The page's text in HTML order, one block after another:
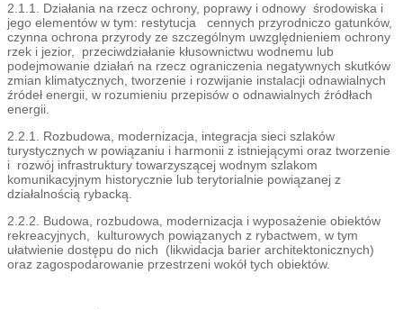
2.1.1. Działania na rzecz ochrony, poprawy i odnowy środowiska i
jego elementów w tym: restytucja cennych przyrodniczo gatunków,
czynna ochrona przyrody ze szczególnym uwzględnieniem ochrony
rzek i jezior, przeciwdziałanie kłusownictwu wodnemu lub
podejmowanie działań na rzecz ograniczenia negatywnych skutków
zmian klimatycznych, tworzenie i rozwijanie instalacji odnawialnych
źródeł energii, w rozumieniu przepisów o odnawialnych źródłach
energii.
2.2.1. Rozbudowa, modernizacja, integracja sieci szlaków
turystycznych w powiązaniu i harmonii z istniejącymi oraz tworzenie
i rozwój infrastruktury towarzyszącej wodnym szlakom
komunikacyjnym historycznie lub terytorialnie powiązanej z
działalnością rybacką.
2.2.2. Budowa, rozbudowa, modernizacja i wyposażenie obiektów
rekreacyjnych, kulturowych powiązanych z rybactwem, w tym
ułatwienie dostępu do nich (likwidacja barier architektonicznych)
oraz zagospodarowanie przestrzeni wokół tych obiektów.